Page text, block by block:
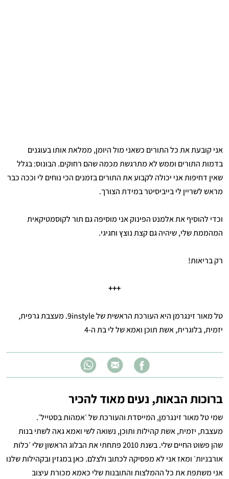
אני קובעת את כל התורים כשאני מול היומן, ממלאת אותו בעוגנים
בדמות התורים וממש לא מתרגשת מכמה שהם רחוקים. הבונוס: בגלל
שאין דחיפות אני יכולה לקבוע את התורים בזמנים הכי נוחים לי וככה כבר
מראש לשריין לי בייביסיטר במידת הצורך.
וכדי להוסיף את אלמנט הפינוק אני מוסיפה גם תור לקוסמטיקאית
המהממת שלי, שיהיה גם קצת נוצץ וחגיגי.
רק בריאות!
+++
טל מאור זינגרמן היא העורכת הראשית של 9instyle. מעצבת גרפית,
יזמית, בלוגרית, אשת תוכן ואמא של לי בת ה-4
ברוכות הבאות, נעים מאוד להכיר
שמי טל מאור זינגרמן, המייסדת והעורכת של ׳אמהות בסטייל׳.
מעצבת, יזמית, אשת קהילות ותוכן, נשואה לשי ואמא גאה לשתי בנות
שהן פשוט החיים שלי. בשנת 2010 פתחתי את הבלוג הראשון שלי ׳כלות
אורבניות׳ ומאז אני לא מפסיקה לכתוב ולצלם. כאן במגזין ובקהילות שלנו
אני משתפת את כל ההמלצות והתובנות שלי כאמא מכורת עיצוב